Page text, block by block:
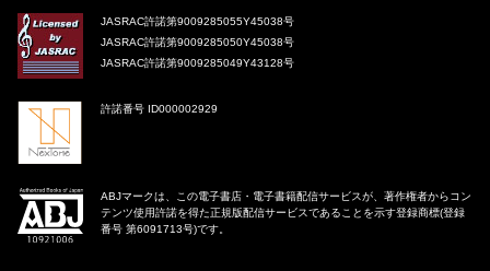
JASRAC許諾第9009285055Y45038号
JASRAC許諾第9009285050Y45038号
JASRAC許諾第9009285049Y43128号
許諾番号 ID000002929
ABJマークは、この電子書店・電子書籍配信サービスが、著作権者からコン
テンツ使用許諾を得た正規版配信サービスであることを示す登録商標(登録
番号 第6091713号)です。